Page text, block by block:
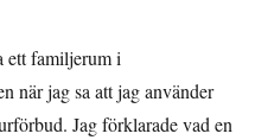
ett familjerum i
när jag sa att jag använder
Jag förklarade vad en